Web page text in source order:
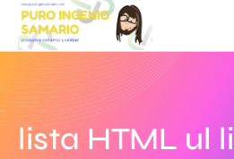
lista HTML ul li